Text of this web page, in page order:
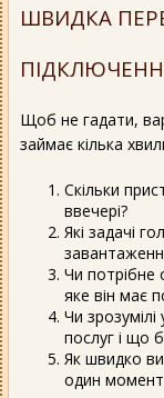
ШВИДКА
Щоб не гадати,
займає кілька
Скільки
ввечері?
Які задачі
Чи потрібне
яке він має
Чи
послуг і що
Як швидко
один момент